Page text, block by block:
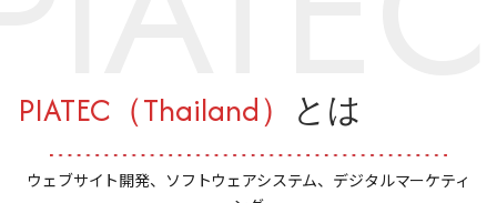
PIATEC（Thailand） とは
ウェブサイト開発、ソフトウェアシステム、デジタルマーケティ